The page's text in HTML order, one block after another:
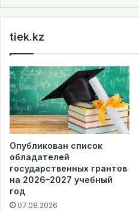
tiek.kz
Опубликован список
обладателей
государственных грантов
на 2026–2027 учебный
год
07.08.2026